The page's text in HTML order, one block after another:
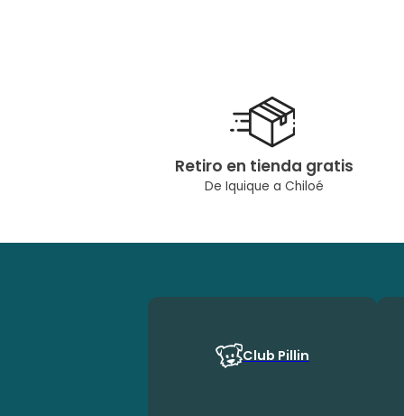
Retiro en tienda gratis
De Iquique a Chiloé
Club Pillin